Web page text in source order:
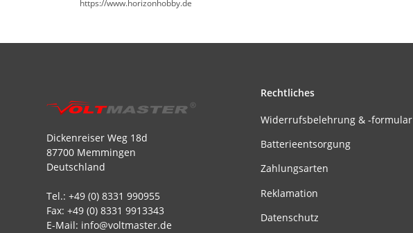
https://www.horizonhobby.de
Dickenreiser Weg 18d
87700 Memmingen
Deutschland
Tel.: +49 (0) 8331 990955
Fax: +49 (0) 8331 9913343
E-Mail: info@voltmaster.de
Rechtliches
Widerrufsbelehrung & -formular
Batterieentsorgung
Zahlungsarten
Reklamation
Datenschutz